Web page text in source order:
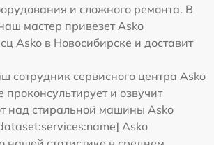
и сложного ремонта. В
мастер привезет Asko
Asko в Новосибирске и доставит
сотрудник сервисного центра Asko
проконсультирует и озвучит
над стиральной машины Asko
Asko